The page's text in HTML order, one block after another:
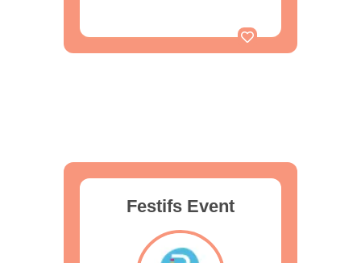
Festifs Event